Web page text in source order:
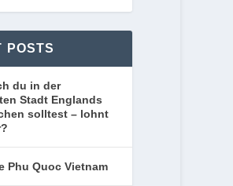
POSTS
du in der
Stadt Englands
solltest – lohnt
Phu Quoc Vietnam